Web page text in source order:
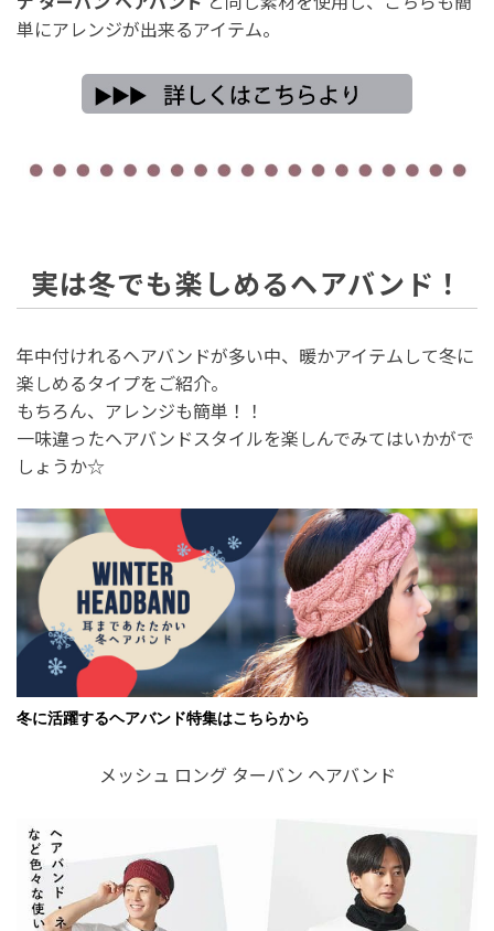
単にアレンジが出来るアイテム。
実は冬でも楽しめるヘアバンド！
年中付けれるヘアバンドが多い中、暖かアイテムして冬に
楽しめるタイプをご紹介。
もちろん、アレンジも簡単！！
一味違ったヘアバンドスタイルを楽しんでみてはいかがで
しょうか☆
冬に活躍するヘアバンド特集はこちらから
メッシュ ロング ターバン ヘアバンド